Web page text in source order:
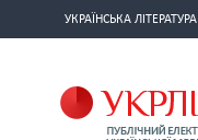
УКРАЇНСЬКА ЛІТЕРАТУРА